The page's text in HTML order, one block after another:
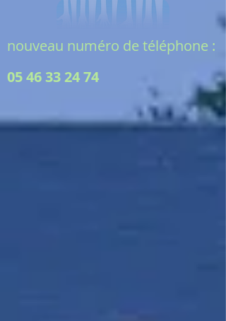
nouveau numéro de téléphone :
05 46 33 24 74